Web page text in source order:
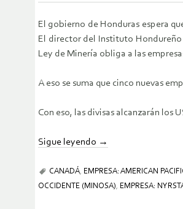
El gobierno de Honduras espera
El director del Instituto
Ley de Minería obliga a las
A eso se suma que cinco nuevas
Con eso, las divisas alcanzarán los
Sigue leyendo →
CANADÁ, EMPRESA: AMERICAN
OCCIDENTE (MINOSA), EMPRESA: